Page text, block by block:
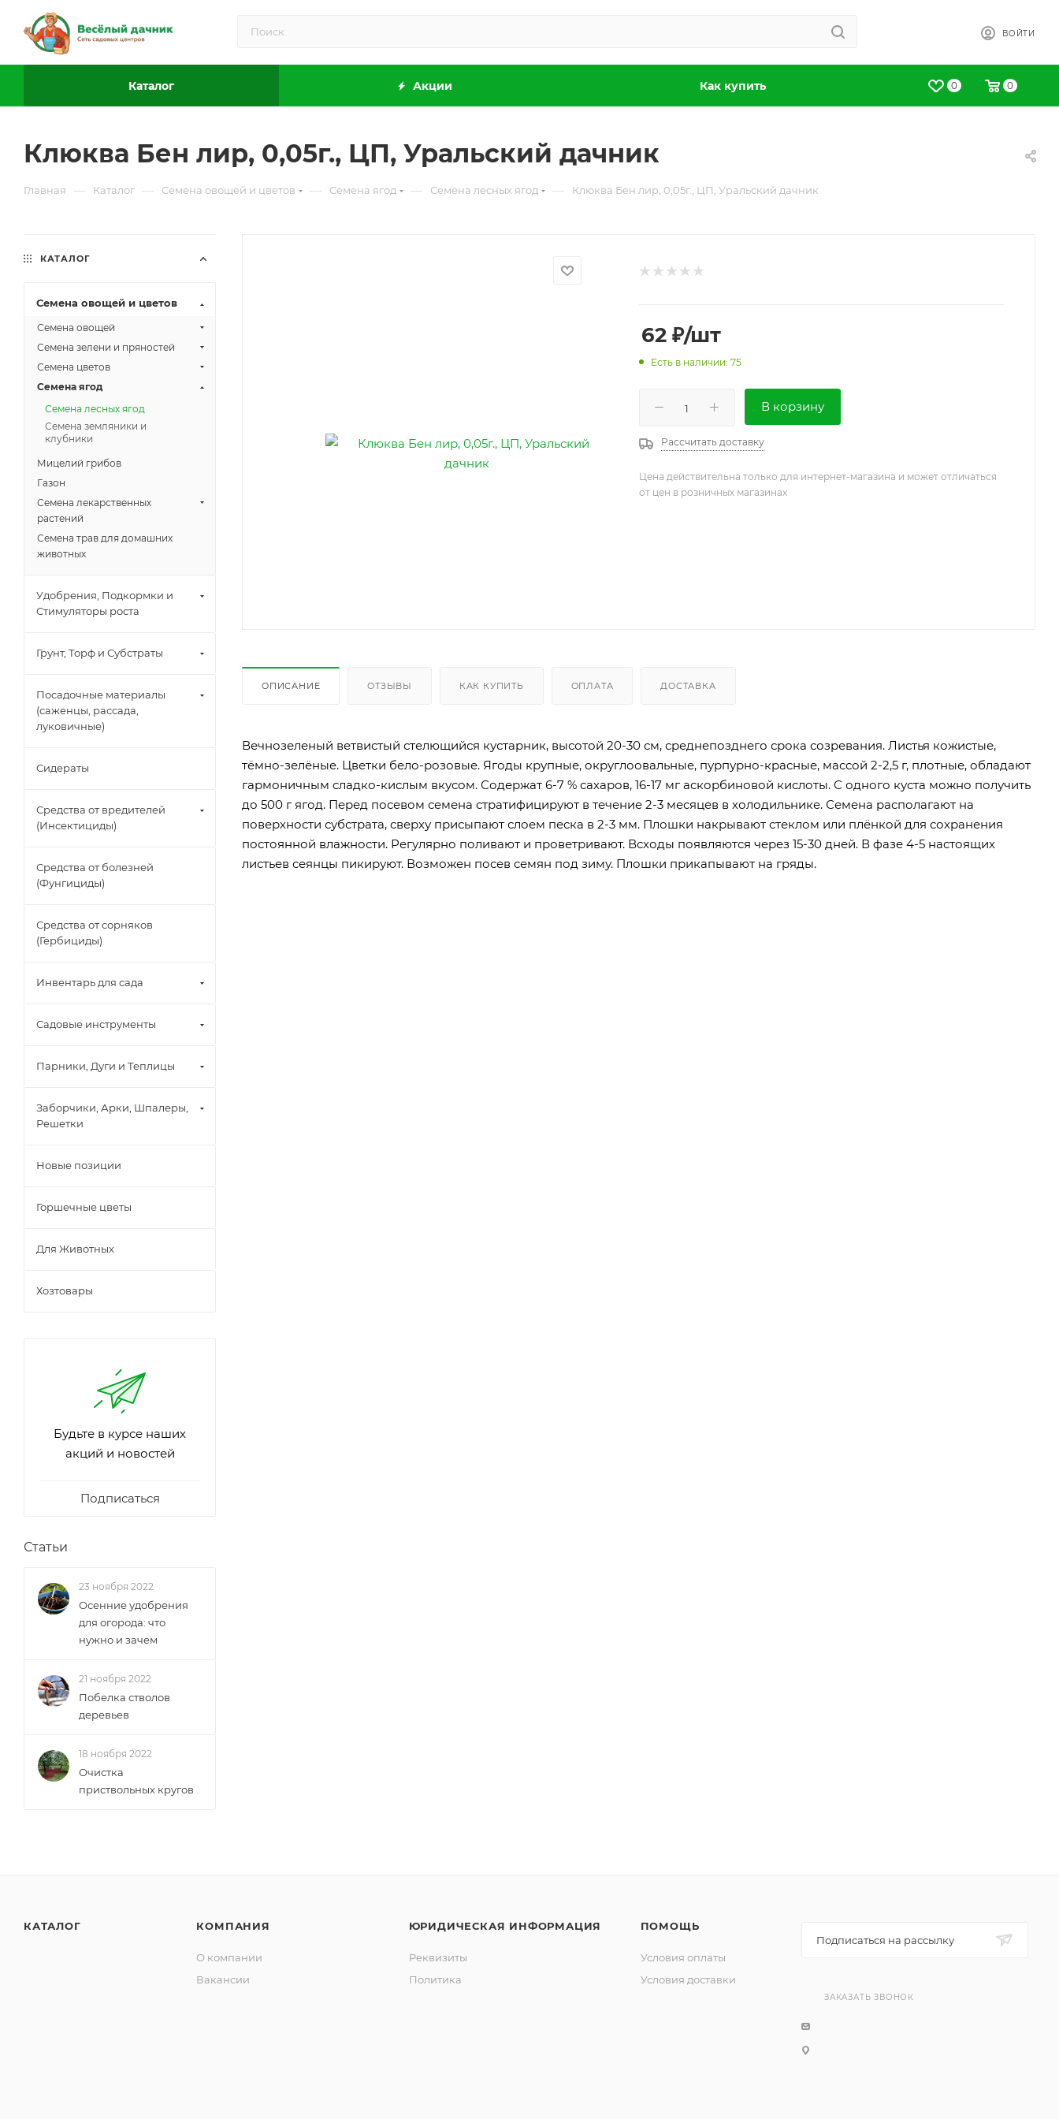
ВОЙТИ
0 0
Каталог Акции Как купить
Клюква Бен лир, 0,05г., ЦП, Уральский дачник
Главная — Каталог — Семена овощей и цветов — Семена ягод — Семена лесных ягод — Клюква Бен лир, 0,05г., ЦП, Уральский дачник
62₽/шт
Есть в наличии: 75
В корзину
Рассчитать доставку
Цена действительна только для интернет-магазина и может отличаться
от цен в розничных магазинах
ОПИСАНИЕ ОТЗЫВЫ КАК КУПИТЬ ОПЛАТА ДОСТАВКА
Вечнозеленый ветвистый стелющийся кустарник, высотой 20-30 см, среднепозднего срока созревания. Листья кожистые,
тёмно-зелёные. Цветки бело-розовые. Ягоды крупные, округлоовальные, пурпурно-красные, массой 2-2,5 г, плотные, обладают
гармоничным сладко-кислым вкусом. Содержат 6-7 % сахаров, 16-17 мг аскорбиновой кислоты. С одного куста можно получить
до 500 г ягод. Перед посевом семена стратифицируют в течение 2-3 месяцев в холодильнике. Семена располагают на
поверхности субстрата, сверху присыпают слоем песка в 2-3 мм. Плошки накрывают стеклом или плёнкой для сохранения
постоянной влажности. Регулярно поливают и проветривают. Всходы появляются через 15-30 дней. В фазе 4-5 настоящих
листьев сеянцы пикируют. Возможен посев семян под зиму. Плошки прикапывают на гряды.
КАТАЛОГ
Семена овощей и цветов
Семена овощей
Семена зелени и пряностей
Семена цветов
Семена ягод
Семена лесных ягод
Семена земляники и
клубники
Мицелий грибов
Газон
Семена лекарственных
растений
Семена трав для домашних
животных
Удобрения, Подкормки и
Стимуляторы роста
Грунт, Торф и Субстраты
Посадочные материалы
(саженцы, рассада,
луковичные)
Сидераты
Средства от вредителей
(Инсектициды)
Средства от болезней
(Фунгициды)
Средства от сорняков
(Гербициды)
Инвентарь для сада
Садовые инструменты
Парники, Дуги и Теплицы
Заборчики, Арки, Шпалеры,
Решетки
Новые позиции
Горшечные цветы
Для Животных
Хозтовары
Будьте в курсе наших
акций и новостей
Подписаться
Статьи
23 ноября 2022
Осенние удобрения
для огорода: что
нужно и зачем
21 ноября 2022
Побелка стволов
деревьев
18 ноября 2022
Очистка
приствольных кругов
КАТАЛОГ КОМПАНИЯ
О компании
Вакансии
ЮРИДИЧЕСКАЯ ИНФОРМАЦИЯ
Реквизиты
Политика
ПОМОЩЬ
Условия оплаты
Условия доставки
Подписаться на рассылку
ЗАКАЗАТЬ ЗВОНОК